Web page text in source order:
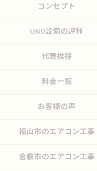
コンセプト
UNO設備の評判
代表挨拶
料金一覧
お客様の声
福山市のエアコン工事
倉敷市のエアコン工事